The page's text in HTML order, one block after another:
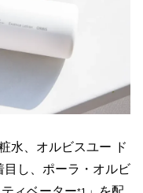
水、オルビスユー ド
目し、ポーラ・オルビ